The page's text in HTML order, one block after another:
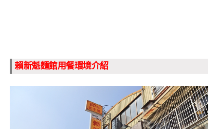
賴新魁麵館用餐環境介紹